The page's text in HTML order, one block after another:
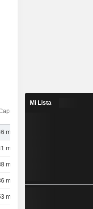
mil M
mil M
mil M
mil M
mil M
Mi Lista